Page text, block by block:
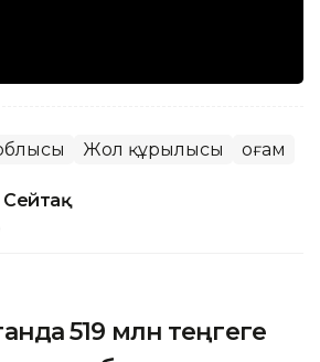
Жол құрылысы Қоғам
Сейтақ
519 млн теңгеге